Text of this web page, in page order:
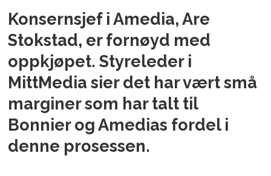
Konsernsjef i Amedia, Are
Stokstad, er fornøyd med
oppkjøpet. Styreleder i
MittMedia sier det har vært små
marginer som har talt til
Bonnier og Amedias fordel i
denne prosessen.